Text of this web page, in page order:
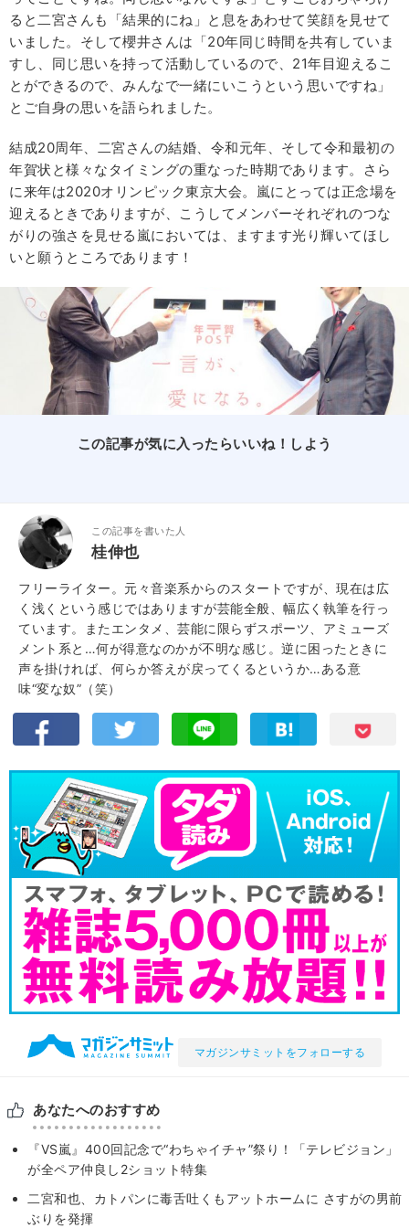
ると二宮さんも「結果的にね」と息をあわせて笑顔を見せて
いました。そして櫻井さんは「20年同じ時間を共有していま
すし、同じ思いを持って活動しているので、21年目迎えるこ
とができるので、みんなで一緒にいこうという思いですね」
とご自身の思いを語られました。
結成20周年、二宮さんの結婚、令和元年、そして令和最初の
年賀状と様々なタイミングの重なった時期であります。さら
に来年は2020オリンピック東京大会。嵐にとっては正念場を
迎えるときでありますが、こうしてメンバーそれぞれのつな
がりの強さを見せる嵐においては、ますます光り輝いてほし
いと願うところであります！
この記事が気に入ったらいいね！しよう
この記事を書いた人
桂伸也
フリーライター。元々音楽系からのスタートですが、現在は広
く浅くという感じではありますが芸能全般、幅広く執筆を行っ
ています。またエンタメ、芸能に限らずスポーツ、アミューズ
メント系と…何が得意なのかが不明な感じ。逆に困ったときに
声を掛ければ、何らか答えが戻ってくるというか…ある意
味“変な奴”（笑）
マガジンサミットをフォローする
あなたへのおすすめ
『VS嵐』400回記念で“わちゃイチャ”祭り！「テレビジョン」
が全ペア仲良し2ショット特集
二宮和也、カトパンに毒舌吐くもアットホームに さすがの男前
ぶりを発揮